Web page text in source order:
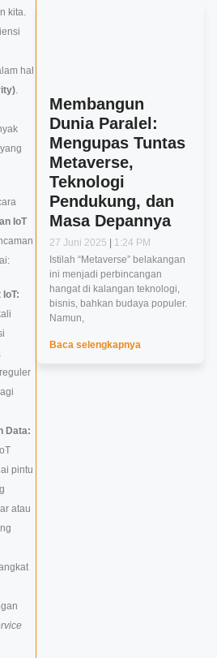
kita.
hal
.
IoT
Data:
pintu
atau
Membangun
Dunia Paralel:
Mengupas Tuntas
Metaverse,
Teknologi
Pendukung, dan
Masa Depannya
27 Juni 2025
1:24 PM
Istilah “Metaverse” belakangan
ini menjadi perbincangan
hangat di kalangan teknologi,
bisnis, bahkan budaya populer.
Namun,
Baca selengkapnya